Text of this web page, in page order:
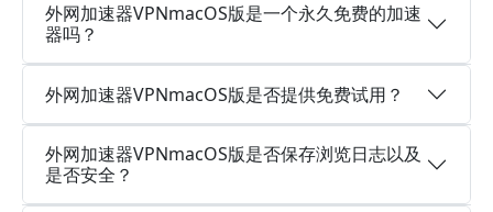
外网加速器VPNmacOS版是一个永久免费的加速
器吗？
外网加速器VPNmacOS版是否提供免费试用？
外网加速器VPNmacOS版是否保存浏览日志以及
是否安全？